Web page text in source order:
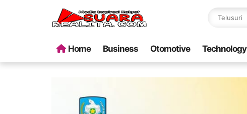
Home Business Otomotive Technology